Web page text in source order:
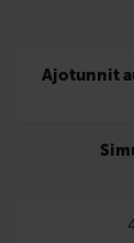
Ajotunnit